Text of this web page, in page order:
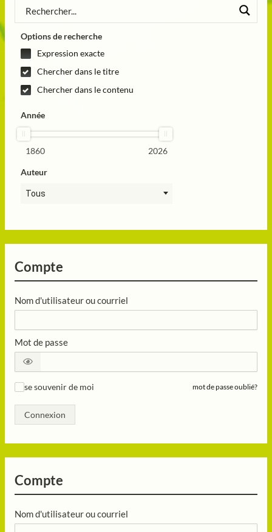
Options de recherche
Expression exacte
Chercher dans le titre
Chercher dans le contenu
Année
1860 2026
Auteur
Tous
Compte
Nom d'utilisateur ou courriel
Mot de passe
se souvenir de moi mot de passe oublié?
Connexion
Compte
Nom d'utilisateur ou courriel